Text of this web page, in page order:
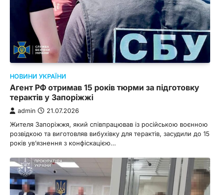
НОВИНИ УКРАЇНИ
Агент РФ отримав 15 років тюрми за підготовку
терактів у Запоріжжі
admin 21.07.2026
Жителя Запоріжжя, який співпрацював із російською воєнною
розвідкою та виготовляв вибухівку для терактів, засудили до 15
років ув’язнення з конфіскацією…